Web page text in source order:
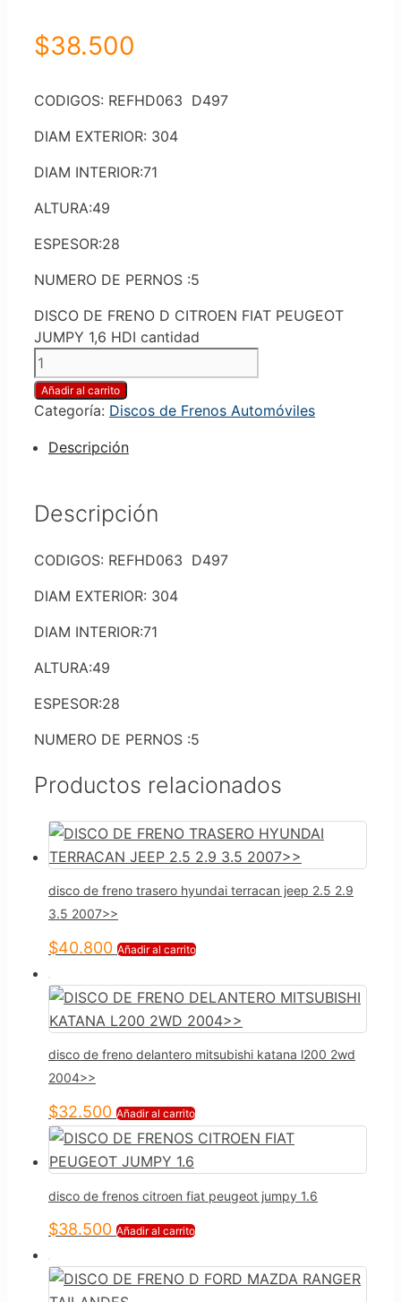
$38.500
CODIGOS: REFHD063 D497
DIAM EXTERIOR: 304
DIAM INTERIOR:71
ALTURA:49
ESPESOR:28
NUMERO DE PERNOS :5
DISCO DE FRENO D CITROEN FIAT PEUGEOT
JUMPY 1,6 HDI cantidad
Añadir al carrito
Categoría: Discos de Frenos Automóviles
Descripción
Descripción
CODIGOS: REFHD063 D497
DIAM EXTERIOR: 304
DIAM INTERIOR:71
ALTURA:49
ESPESOR:28
NUMERO DE PERNOS :5
Productos relacionados
disco de freno trasero hyundai terracan jeep 2.5 2.9
3.5 2007>>
$40.800 Añadir al carrito
disco de freno delantero mitsubishi katana l200 2wd
2004>>
$32.500 Añadir al carrito
disco de frenos citroen fiat peugeot jumpy 1.6
$38.500 Añadir al carrito